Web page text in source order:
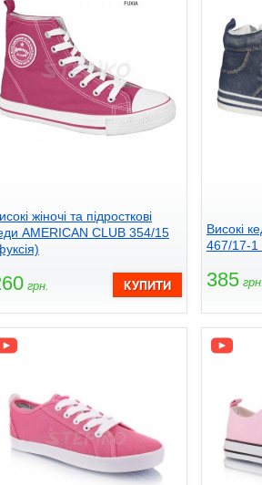
жіночі та підросткові
AMERICAN CLUB 354/15
грн.
Високі
467/17-1
385 грн.